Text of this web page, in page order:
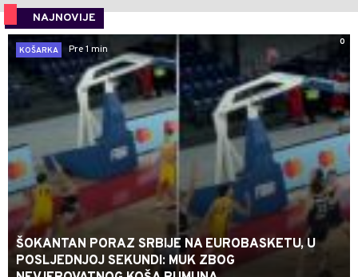
NAJNOVIJE
0
KOŠARKA
Pre 1 min
ŠOKANTAN PORAZ SRBIJE NA EUROBASKETU, U
POSLJEDNJOJ SEKUNDI: MUK ZBOG